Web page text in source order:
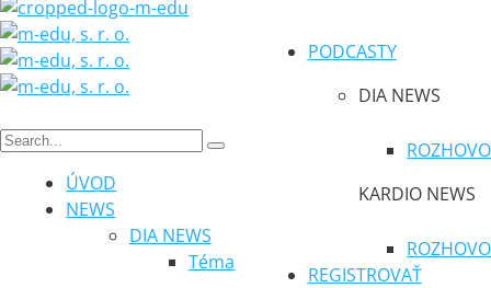
PODCASTY
DIA NEWS
KARDIO NEWS
REGISTROVAŤ
ÚVOD
NEWS
DIA NEWS
Téma